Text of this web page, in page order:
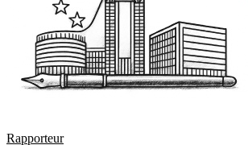
Rapporteur